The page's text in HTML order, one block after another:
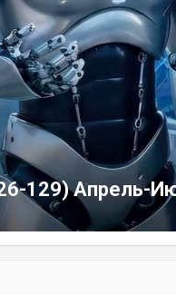
129) Апрель-